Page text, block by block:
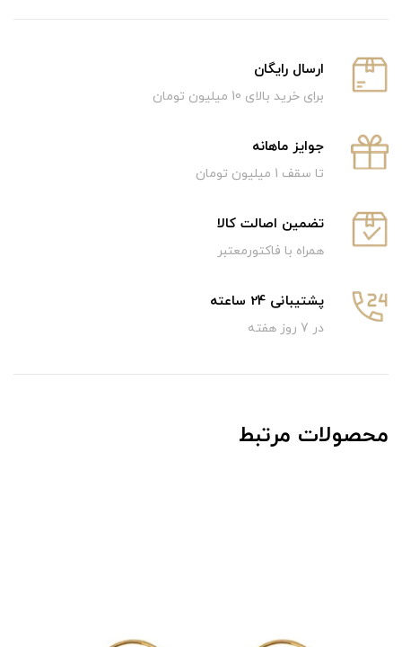
ارسال رایگان
برای خرید بالای 10 میلیون تومان
جوایز ماهانه
تا سقف 1 میلیون تومان
تضمین اصالت کالا
همراه با فاکتورمعتبر
پشتیبانی 24 ساعته
در 7 روز هفته
محصولات مرتبط